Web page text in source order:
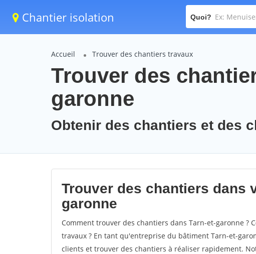
Chantier isolation Quoi?
Accueil Trouver des chantiers travaux
Trouver des
garonne
Obtenir des chantiers et des
Trouver des chantiers dans
garonne
Comment trouver des chantiers dans Tarn-et-garonne ?
travaux ? En tant qu'entreprise du bâtiment Tarn-et-
clients et trouver des chantiers à réaliser rapidement.